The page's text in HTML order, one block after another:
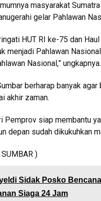
masyarakat
gelar Pahlawan
HUT RI ke-75 dan
menjadi Pahlawan
Nasional,” ungkapnya.
berharap banyak
akhir zaman.
Pemprov siap membantu
depan sudah dikukuhkan
)
Sidak Posko
Siaga 24 Jam